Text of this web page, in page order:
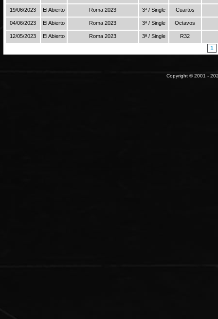
19/06/2023 El Abierto Roma 2023 3ª / Single Cuartos
04/06/2023 El Abierto Roma 2023 3ª / Single Octavos
12/05/2023 El Abierto Roma 2023 3ª / Single R32
1
Copyright © 2001 -